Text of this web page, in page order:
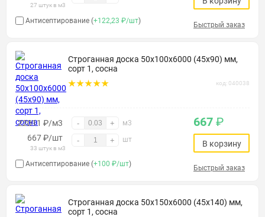
27 штук в м3
Антисептирование (+122,23 ₽/шт) Быстрый заказ
Строганная доска 50х100х6000 (45х90) мм,
сорт 1, сосна
код: 040038
22011 ₽/м3 - + м3
667₽/шт
33 штук в м3
- + шт
667 ₽
Антисептирование (+100 ₽/шт)
В корзину
Быстрый заказ
Строганная доска 50х150х6000 (45х140) мм,
сорт 1, сосна